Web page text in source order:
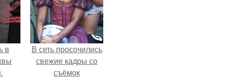
в
В сеть просочились
свежие кадры со
съёмок